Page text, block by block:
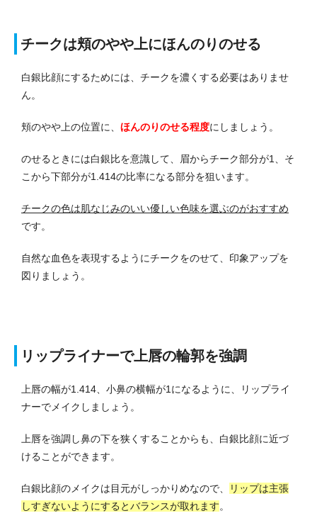
チークは頬のやや上にほんのりのせる
白銀比顔にするためには、チークを濃くする必要はありませ
ん。
頬のやや上の位置に、 ほんのりのせる程度にしましょう。
のせるときには白銀比を意識して、眉からチーク部分が1、そ
こから下部分が1.414の比率になる部分を狙います。
チークの色は肌なじみのいい優しい色味を選ぶのがおすすめ
です。
自然な血色を表現するようにチークをのせて、印象アップを
図りましょう。
リップライナーで上唇の輪郭を強調
上唇の幅が1.414、小鼻の横幅が1になるように、リップライ
ナーでメイクしましょう。
上唇を強調し鼻の下を狭くすることからも、白銀比顔に近づ
けることができます。
白銀比顔のメイクは目元がしっかりめなので、
リップは主張
しすぎないようにするとバランスが取れます。